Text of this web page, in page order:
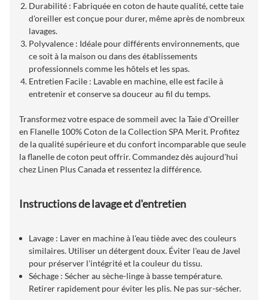
Durabilité : Fabriquée en coton de haute qualité, cette taie
d'oreiller est conçue pour durer, même après de nombreux
lavages.
Polyvalence : Idéale pour différents environnements, que
ce soit à la maison ou dans des établissements
professionnels comme les hôtels et les spas.
Entretien Facile : Lavable en machine, elle est facile à
entretenir et conserve sa douceur au fil du temps.
Transformez votre espace de sommeil avec la Taie d'Oreiller
en Flanelle 100% Coton de la Collection SPA Merit. Profitez
de la qualité supérieure et du confort incomparable que seule
la flanelle de coton peut offrir. Commandez dès aujourd'hui
chez Linen Plus Canada et ressentez la différence.
Instructions de lavage et d'entretien
Lavage : Laver en machine à l'eau tiède avec des couleurs
similaires. Utiliser un détergent doux. Éviter l'eau de Javel
pour préserver l'intégrité et la couleur du tissu.
Séchage : Sécher au sèche-linge à basse température.
Retirer rapidement pour éviter les plis. Ne pas sur-sécher.